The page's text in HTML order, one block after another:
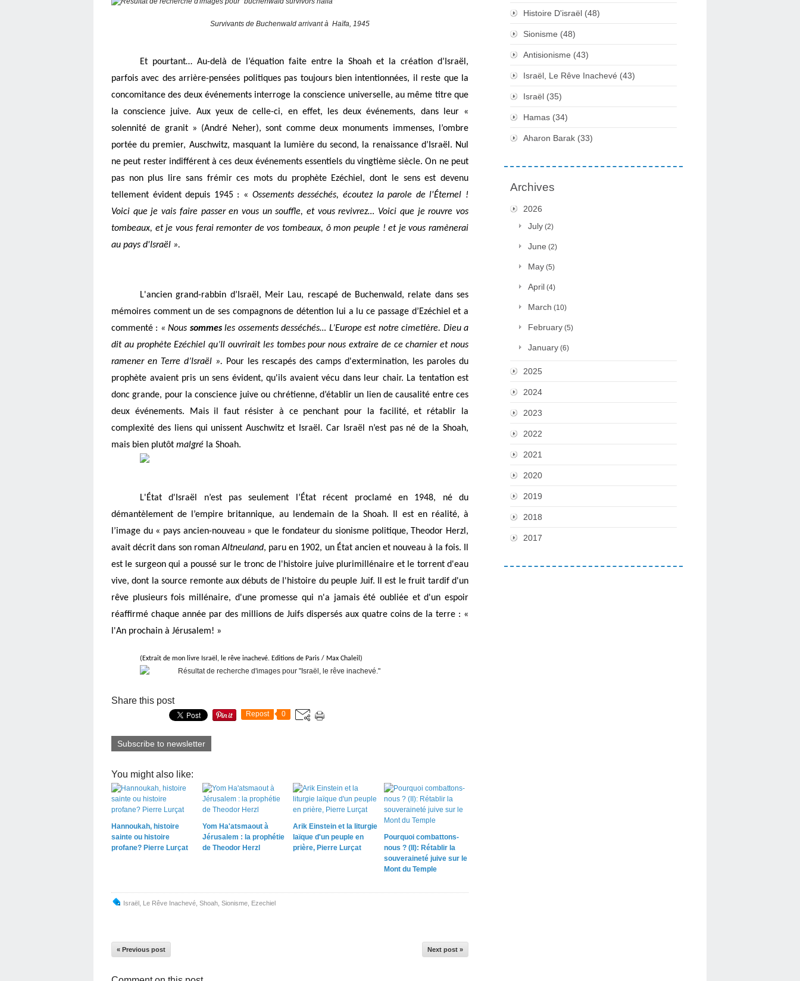
Survivants de Buchenwald arrivant à Haïfa, 1945
Et pourtant… Au-delà de l’équation faite entre la Shoah et la création d’Israël,
parfois avec des arrière-pensées politiques pas toujours bien intentionnées, il reste que la
concomitance des deux événements interroge la conscience universelle, au même titre que
la conscience juive. Aux yeux de celle-ci, en effet, les deux événements, dans leur «
solennité de granit » (André Neher), sont comme deux monuments immenses, l’ombre
portée du premier, Auschwitz, masquant la lumière du second, la renaissance d’Israël. Nul
ne peut rester indifférent à ces deux événements essentiels du vingtième siècle. On ne peut
pas non plus lire sans frémir ces mots du prophète Ezéchiel, dont le sens est devenu
tellement évident depuis 1945 : « Ossements desséchés, écoutez la parole de l'Éternel !
Voici que je vais faire passer en vous un souffle, et vous revivrez… Voici que je rouvre vos
tombeaux, et je vous ferai remonter de vos tombeaux, ô mon peuple ! et je vous ramènerai
au pays d'Israël ».
L'ancien grand-rabbin d’Israël, Meir Lau, rescapé de Buchenwald, relate dans ses
mémoires comment un de ses compagnons de détention lui a lu ce passage d’Ezéchiel et a
commenté : « Nous sommes les ossements desséchés… L’Europe est notre cimetière. Dieu a
dit au prophète Ezéchiel qu’Il ouvrirait les tombes pour nous extraire de ce charnier et nous
ramener en Terre d’Israël ». Pour les rescapés des camps d'extermination, les paroles du
prophète avaient pris un sens évident, qu'ils avaient vécu dans leur chair. La tentation est
donc grande, pour la conscience juive ou chrétienne, d’établir un lien de causalité entre ces
deux événements. Mais il faut résister à ce penchant pour la facilité, et rétablir la
complexité des liens qui unissent Auschwitz et Israël. Car Israël n’est pas né de la Shoah,
mais bien plutôt malgré la Shoah.
L'État d'Israël n’est pas seulement l’État récent proclamé en 1948, né du
démantèlement de l’empire britannique, au lendemain de la Shoah. Il est en réalité, à
l’image du « pays ancien-nouveau » que le fondateur du sionisme politique, Theodor Herzl,
avait décrit dans son roman Altneuland, paru en 1902, un État ancien et nouveau à la fois. Il
est le surgeon qui a poussé sur le tronc de l'histoire juive plurimillénaire et le torrent d'eau
vive, dont la source remonte aux débuts de l'histoire du peuple Juif. Il est le fruit tardif d'un
rêve plusieurs fois millénaire, d'une promesse qui n'a jamais été oubliée et d'un espoir
réaffirmé chaque année par des millions de Juifs dispersés aux quatre coins de la terre : «
l'An prochain à Jérusalem! »
(Extrait de mon livre Israël, le rêve inachevé. Editions de Paris / Max Chaleil)
Share this post
Repost 0
Subscribe to newsletter
You might also like:
Hannoukah, histoire
sainte ou histoire
profane? Pierre Lurçat
Yom Ha'atsmaout à
Jérusalem : la prophétie
de Theodor Herzl
Arik Einstein et la liturgie
laïque d'un peuple en
prière, Pierre Lurçat
Pourquoi combattons-
nous ? (II): Rétablir la
souveraineté juive sur le
Mont du Temple
Israël, Le Rêve Inachevé Shoah Sionisme Ezechiel
« Previous post Next post »
Histoire D'israël (48)
Sionisme (48)
Antisionisme (43)
Israël, Le Rêve Inachevé (43)
Israël (35)
Hamas (34)
Aharon Barak (33)
Archives
2026
July (2)
June (2)
May (5)
April (4)
March (10)
February (5)
January (6)
2025
2024
2023
2022
2021
2020
2019
2018
2017